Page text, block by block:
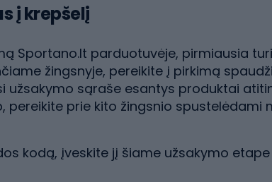
į krepšelį
Sportano.lt parduotuvėje, pirmiausia
žingsnyje, pereikite į pirkimą
užsakymo sąraše esantys produktai
pereikite prie kito žingsnio spustelėdami
kodą, įveskite jį šiame užsakymo